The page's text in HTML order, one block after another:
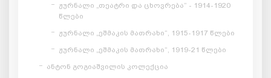
ჟურნალი „თეატრი და ცხოვრება“ - 1914-1920
წლები
ჟურნალი „ეშმაკის მათრახი“, 1915-1917 წლები
ჟურნალი „ეშმაკის მათრახი“, 1919-21 წლები
ანტონ გოგიაშვილის კოლექცია